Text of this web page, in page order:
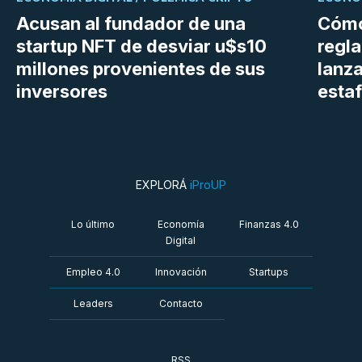
Acusan al fundador de una
startup NFT de desviar u$s10
millones provenientes de sus
inversores
EXPLORÁ iProUP
Lo último
Economía
Digital
Finanzas 4.0
Empleo 4.0 Innovación Startups
Leaders Contacto